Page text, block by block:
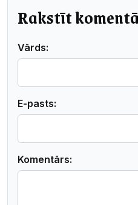
Rakstīt
Vārds:
E-pasts:
Komentārs: